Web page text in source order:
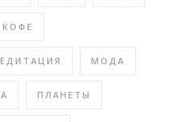
КОФЕ
МОДА
ПЛАНЕТЫ